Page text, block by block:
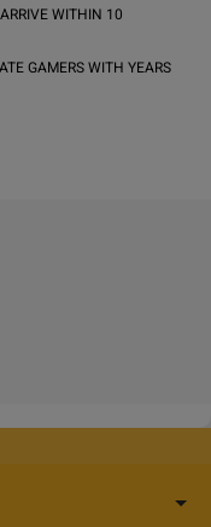
GAMERS WITH YEARS